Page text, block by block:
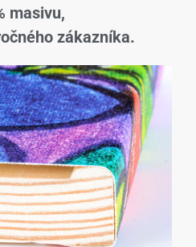
masivu,
zákazníka.